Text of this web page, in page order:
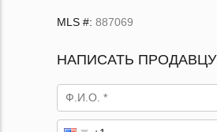
MLS #: 887069
НАПИСАТЬ ПРОДАВЦУ